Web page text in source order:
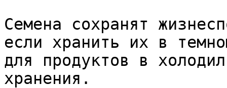
Семена сохранят
если хранить их в
для продуктов в
хранения.